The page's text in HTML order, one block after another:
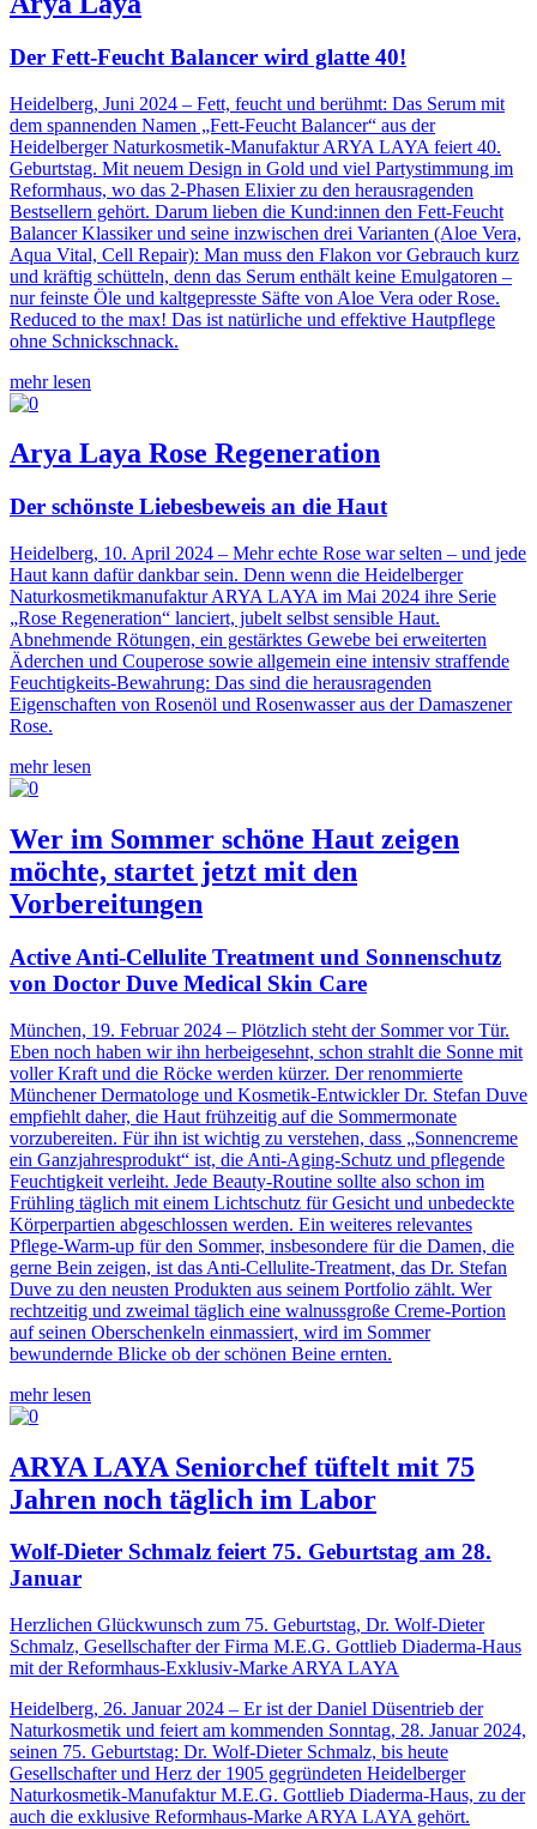
Der Fett-Feucht Balancer wird glatte 40!
Heidelberg, Juni 2024 – Fett, feucht und berühmt: Das Serum mit
dem spannenden Namen „Fett-Feucht Balancer“ aus der
Heidelberger Naturkosmetik-Manufaktur ARYA LAYA feiert 40.
Geburtstag. Mit neuem Design in Gold und viel Partystimmung im
Reformhaus, wo das 2-Phasen Elixier zu den herausragenden
Bestsellern gehört. Darum lieben die Kund:innen den Fett-Feucht
Balancer Klassiker und seine inzwischen drei Varianten (Aloe Vera,
Aqua Vital, Cell Repair): Man muss den Flakon vor Gebrauch kurz
und kräftig schütteln, denn das Serum enthält keine Emulgatoren –
nur feinste Öle und kaltgepresste Säfte von Aloe Vera oder Rose.
Reduced to the max! Das ist natürliche und effektive Hautpflege
ohne Schnickschnack.
mehr lesen
Arya Laya Rose Regeneration
Der schönste Liebesbeweis an die Haut
Heidelberg, 10. April 2024 – Mehr echte Rose war selten – und jede
Haut kann dafür dankbar sein. Denn wenn die Heidelberger
Naturkosmetikmanufaktur ARYA LAYA im Mai 2024 ihre Serie
„Rose Regeneration“ lanciert, jubelt selbst sensible Haut.
Abnehmende Rötungen, ein gestärktes Gewebe bei erweiterten
Äderchen und Couperose sowie allgemein eine intensiv straffende
Feuchtigkeits-Bewahrung: Das sind die herausragenden
Eigenschaften von Rosenöl und Rosenwasser aus der Damaszener
Rose.
mehr lesen
Wer im Sommer schöne Haut zeigen
möchte, startet jetzt mit den
Vorbereitungen
Active Anti-Cellulite Treatment und Sonnenschutz
von Doctor Duve Medical Skin Care
München, 19. Februar 2024 – Plötzlich steht der Sommer vor Tür.
Eben noch haben wir ihn herbeigesehnt, schon strahlt die Sonne mit
voller Kraft und die Röcke werden kürzer. Der renommierte
Münchener Dermatologe und Kosmetik-Entwickler Dr. Stefan Duve
empfiehlt daher, die Haut frühzeitig auf die Sommermonate
vorzubereiten. Für ihn ist wichtig zu verstehen, dass „Sonnencreme
ein Ganzjahresprodukt“ ist, die Anti-Aging-Schutz und pflegende
Feuchtigkeit verleiht. Jede Beauty-Routine sollte also schon im
Frühling täglich mit einem Lichtschutz für Gesicht und unbedeckte
Körperpartien abgeschlossen werden. Ein weiteres relevantes
Pflege-Warm-up für den Sommer, insbesondere für die Damen, die
gerne Bein zeigen, ist das Anti-Cellulite-Treatment, das Dr. Stefan
Duve zu den neusten Produkten aus seinem Portfolio zählt. Wer
rechtzeitig und zweimal täglich eine walnussgroße Creme-Portion
auf seinen Oberschenkeln einmassiert, wird im Sommer
bewundernde Blicke ob der schönen Beine ernten.
mehr lesen
ARYA LAYA Seniorchef tüftelt mit 75
Jahren noch täglich im Labor
Wolf-Dieter Schmalz feiert 75. Geburtstag am 28.
Januar
Herzlichen Glückwunsch zum 75. Geburtstag, Dr. Wolf-Dieter
Schmalz, Gesellschafter der Firma M.E.G. Gottlieb Diaderma-Haus
mit der Reformhaus-Exklusiv-Marke ARYA LAYA
Heidelberg, 26. Januar 2024 – Er ist der Daniel Düsentrieb der
Naturkosmetik und feiert am kommenden Sonntag, 28. Januar 2024,
seinen 75. Geburtstag: Dr. Wolf-Dieter Schmalz, bis heute
Gesellschafter und Herz der 1905 gegründeten Heidelberger
Naturkosmetik-Manufaktur M.E.G. Gottlieb Diaderma-Haus, zu der
auch die exklusive Reformhaus-Marke ARYA LAYA gehört.